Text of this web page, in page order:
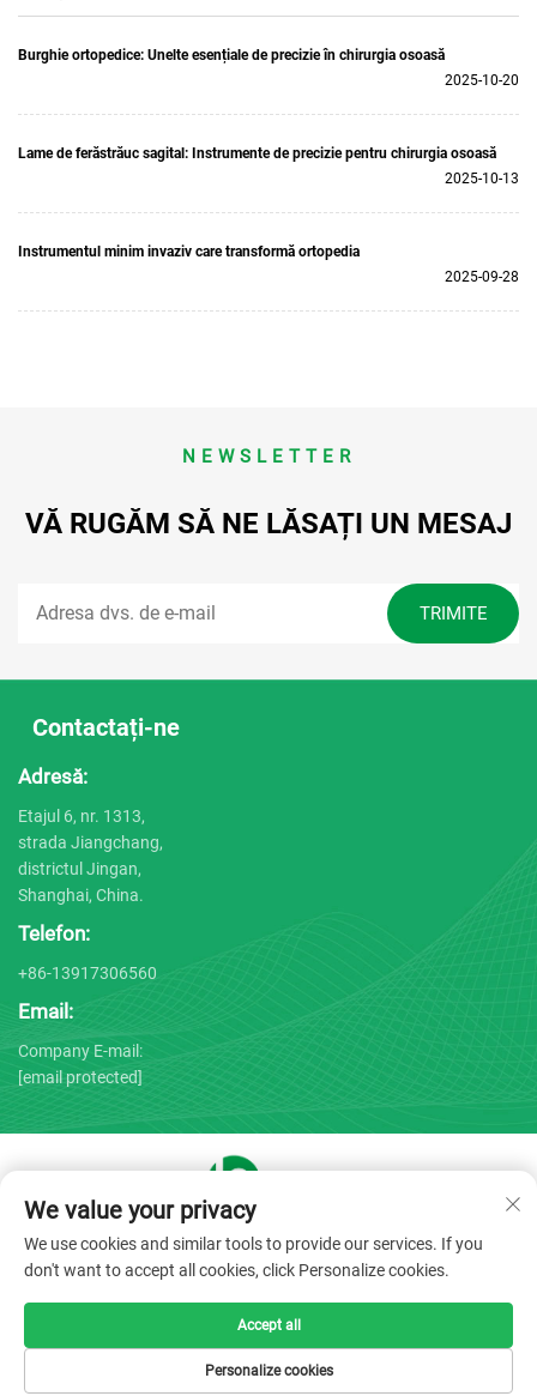
Burghie ortopedice: Unelte esențiale de precizie în chirurgia osoasă
2025-10-20
Lame de ferăstrăuc sagital: Instrumente de precizie pentru chirurgia osoasă
2025-10-13
Instrumentul minim invaziv care transformă ortopedia
2025-09-28
NEWSLETTER
VĂ RUGĂM SĂ NE LĂSAȚI UN MESAJ
Contactați-ne
Adresă:
Etajul 6, nr. 1313,
strada Jiangchang,
districtul Jingan,
Shanghai, China.
Telefon:
+86-13917306560
Email:
Company E-mail:
[email protected]
Drepturi de autor © 2025 de către Shanghai Bojin Medical
Instrument Co., Ltd. -Politica de confidențialitate
We value your privacy
We use cookies and similar tools to provide our services. If you
don't want to accept all cookies, click Personalize cookies.
Personalize cookies
Accept all